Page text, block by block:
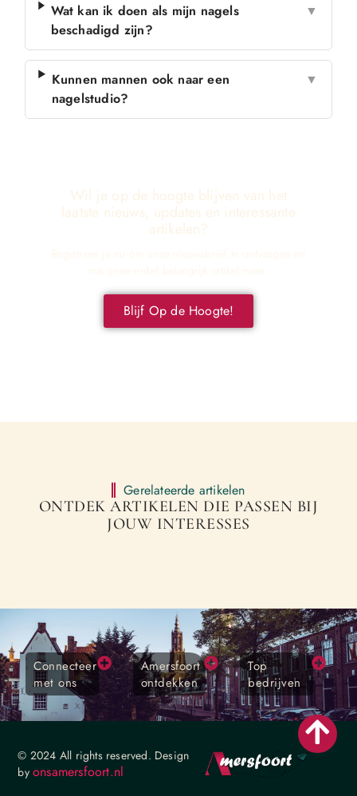
Wat kan ik doen als mijn nagels
beschadigd zijn?
▼
Kunnen mannen ook naar een
nagelstudio?
▼
Wil je op de hoogte blijven van het
laatste nieuws, updates en interessante
artikelen?
Registreer je nu om onze nieuwsbrief te ontvangen en
mis geen enkel belangrijk artikel meer.
Blijf Op de Hoogte!
Gerelateerde artikelen
ONTDEK ARTIKELEN DIE PASSEN BIJ
JOUW INTERESSES
Connecteer
met ons
Amersfoort
ontdekken
Top
bedrijven
© 2024 All rights reserved. Design
by onsamersfoort.nl